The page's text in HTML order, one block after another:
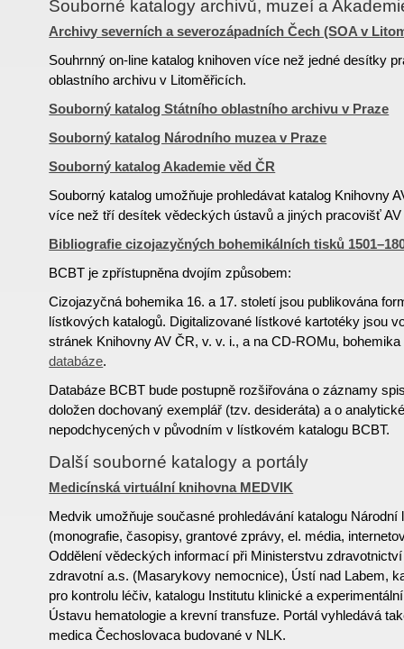
Souborné katalogy archivů, muzeí a
Archivy severních a severozápadních Čech (SOA v
Souhrnný on-line katalog knihoven více než jedné desítky
oblastního archivu v Litoměřicích.
Souborný katalog Státního oblastního archivu v Praze
Souborný katalog Národního muzea v Praze
Souborný katalog Akademie věd ČR
Souborný katalog umožňuje prohledávat katalog Knihovny
více než tří desítek vědeckých ústavů a jiných pracovišť
Bibliografie cizojazyčných bohemikálních tisků
BCBT je zpřístupněna dvojím způsobem:
Cizojazyčná bohemika 16. a 17. století jsou publikována
lístkových katalogů. Digitalizované lístkové kartotéky jsou
stránek Knihovny AV ČR, v. v. i., a na CD-ROMu,
databáze.
Databáze BCBT bude postupně rozšiřována o záznamy
doložen dochovaný exemplář (tzv. desideráta) a o
nepodchycených v původním v lístkovém katalogu BCBT.
Další souborné katalogy a portály
Medicínská virtuální knihovna MEDVIK
Medvik umožňuje současné prohledávání katalogu Národní
(monografie, časopisy, grantové zprávy, el. média,
Oddělení vědeckých informací při Ministerstvu
zdravotní a.s. (Masarykovy nemocnice), Ústí nad Labem,
pro kontrolu léčiv, katalogu Institutu klinické a
Ústavu hematologie a krevní transfuze. Portál vyhledává
medica Čechoslovaca budované v NLK.